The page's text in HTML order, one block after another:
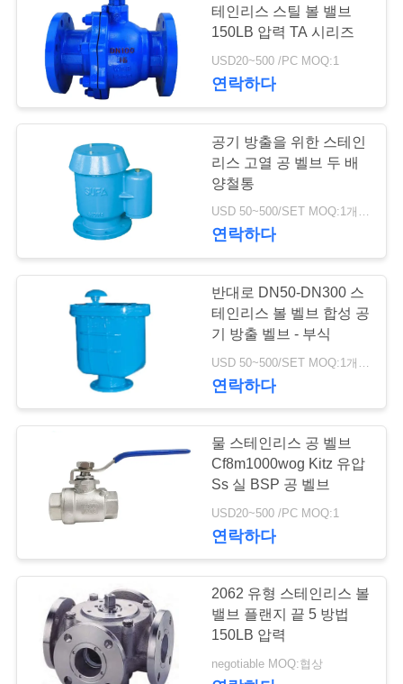
테인리스 스틸 볼 밸브
150LB 압력 TA 시리즈
USD20~500 /PC MOQ:1
연락하다
공기 방출을 위한 스테인
리스 고열 공 벨브 두 배
양철통
USD 50~500/SET MOQ:1개 세트
연락하다
반대로 DN50-DN300 스
테인리스 볼 벨브 합성 공
기 방출 벨브 - 부식
연락하다
물 스테인리스 공 벨브
Cf8m1000wog Kitz 유압
Ss 실 BSP 공 벨브
USD20~500 /PC MOQ:1
연락하다
2062 유형 스테인리스 볼
밸브 플랜지 끝 5 방법
150LB 압력
negotiable MOQ:협상